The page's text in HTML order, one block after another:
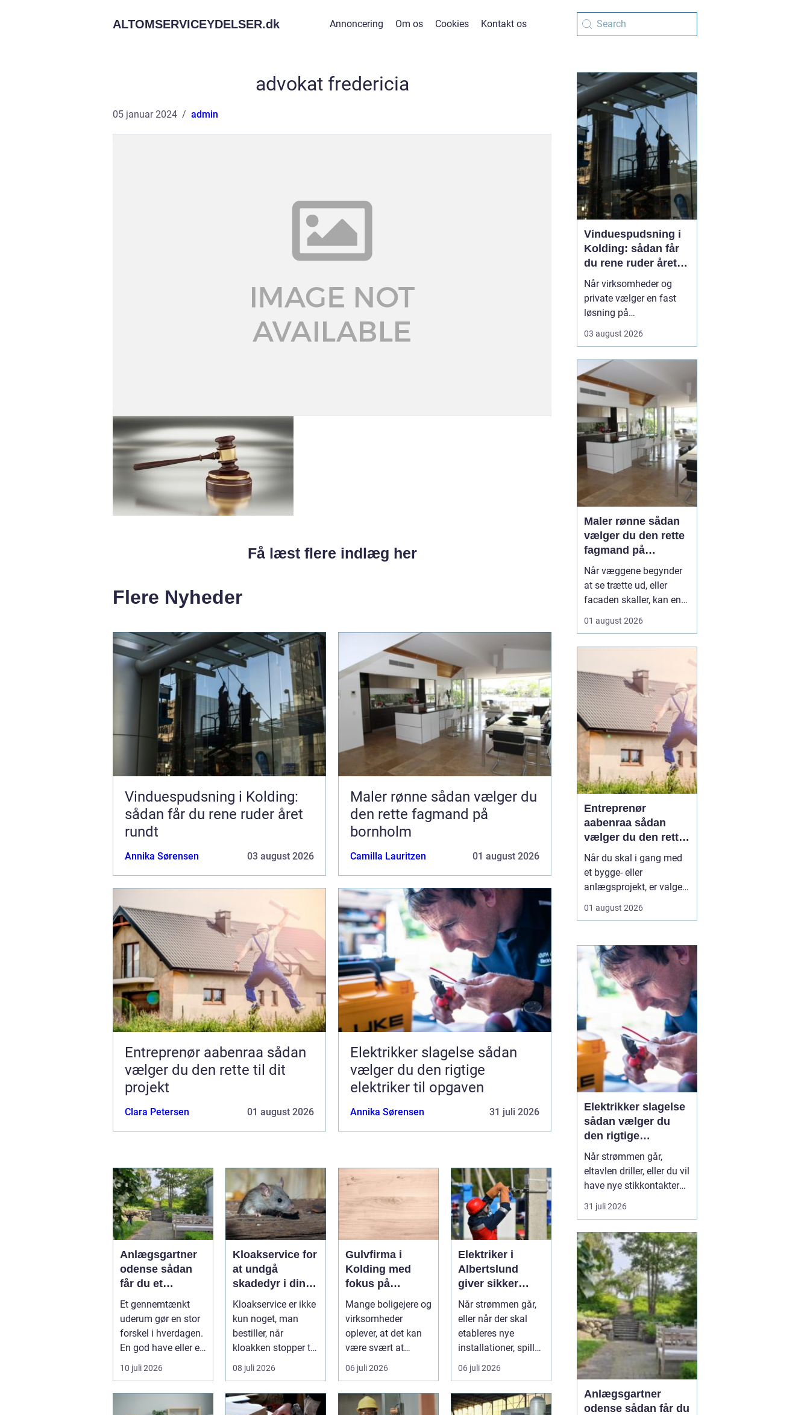
ALTOMSERVICEYDELSER.dk Annoncering Om os Cookies Kontakt os
advokat fredericia
05 januar 2024 admin
Få læst flere indlæg her
Flere Nyheder
Vinduespudsning i Kolding:
sådan får du rene ruder året
rundt
Annika Sørensen 03 august 2026
Maler rønne sådan vælger du
den rette fagmand på
bornholm
Camilla Lauritzen 01 august 2026
Entreprenør aabenraa sådan
vælger du den rette til dit
projekt
Clara Petersen 01 august 2026
Elektrikker slagelse sådan
vælger du den rigtige
elektriker til opgaven
Annika Sørensen 31 juli 2026
Anlægsgartner
odense sådan
får du et
uderum, der
holder i mange
år
Et gennemtænkt
uderum gør en stor
forskel i hverdagen.
En god have eller et
velplejet fællesareal
gi...
10 juli 2026
Kloakservice for
at undgå
skadedyr i din
bolig
Kloakservice er ikke
kun noget, man
bestiller, når
kloakken stopper til.
En systematisk
gennem...
08 juli 2026
Gulvfirma i
Kolding med
fokus på
smukke flader
Mange boligejere og
virksomheder
oplever, at det kan
være svært at
overskue de mange
gul...
06 juli 2026
Elektriker i
Albertslund
giver sikker
strøm til danske
boliger
Når strømmen går,
eller når der skal
etableres nye
installationer, spiller
06 juli 2026
Vinduespudsning i
Kolding: sådan får
du rene ruder året
rundt
Når virksomheder og
private vælger en fast
løsning på
både mere dagslys, et
førstehåndsindtryk og
mindre praktisk bøvl i
hverdagen. Mange i
området v&aeli...
03 august 2026
Maler rønne sådan
vælger du den rette
fagmand på
bornholm
Når væggene begynder
at se trætte ud, eller
facaden skaller, kan en
enorm forskel. Mange
spørgsmålet: Skal vi selv
i gang med penslen, eller
skal vi få professionel
hjælp? Særligt i Rønne,
h...
01 august 2026
Entreprenør
aabenraa sådan
vælger du den rette
til dit projekt
Når du skal i gang med
et bygge- eller
anlægsprojekt, er valget
vigtigste beslutninger. En
spare dig både tid, penge
og bekymringer, mens et
dårligt valg let ender i
forsinkelser,
ekstraregninger og
ueni...
01 august 2026
Elektrikker slagelse
sådan vælger du
den rigtige
elektriker til
opgaven
Når strømmen går,
eltavlen driller, eller du vil
have nye stikkontakter
og belysning, er en
dygtig elektriker
sikkerhed og komfort. I
og omkring Slagelse
findes der mange el-
firmaer, og valget kan
virke uoverskueligt.
Hvordan sikre...
31 juli 2026
Anlægsgartner
odense sådan får du